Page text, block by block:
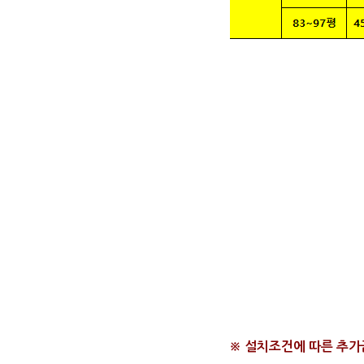
※ 설치조건에 따른 추가